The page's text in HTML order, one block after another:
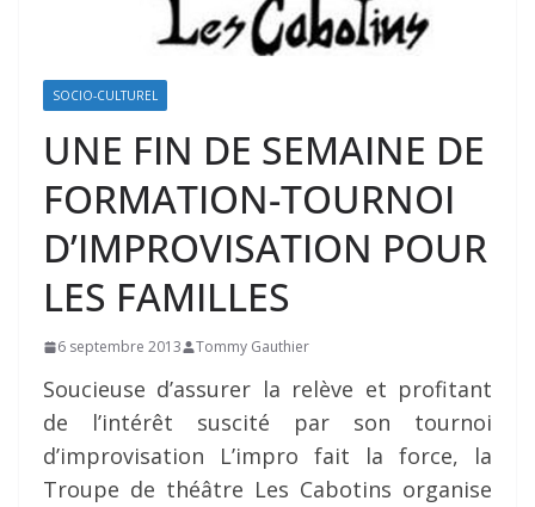
SOCIO-CULTUREL
UNE FIN DE SEMAINE DE
FORMATION-TOURNOI
D’IMPROVISATION POUR
LES FAMILLES
6 septembre 2013 Tommy Gauthier
Soucieuse d’assurer la relève et profitant
de l’intérêt suscité par son tournoi
d’improvisation L’impro fait la force, la
Troupe de théâtre Les Cabotins organise